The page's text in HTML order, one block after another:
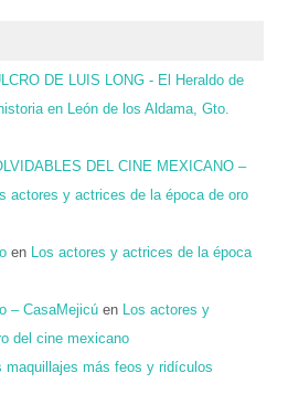
DE LUIS LONG - El Heraldo de
en León de los Aldama, Gto.
DEL CINE MEXICANO –
actores y actrices de la época de oro
en
Los actores y actrices de la época
– CasaMejicú en
Los actores y
del cine mexicano
maquillajes más feos y ridículos